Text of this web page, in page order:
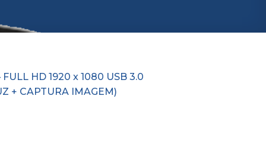
HD 1920 x 1080 USB 3.0
+ CAPTURA IMAGEM)